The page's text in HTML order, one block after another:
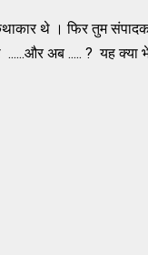
थे । फिर तुम
अब ..... ? यह क्या